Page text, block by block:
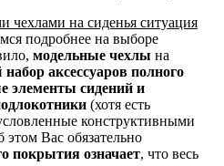
чехлами на сиденья ситуация
подробнее на выборе
модельные чехлы на
набор аксессуаров полного
элементы сидений и
(хотя есть
конструктивными
этом Вас обязательно
покрытия означает, что весь